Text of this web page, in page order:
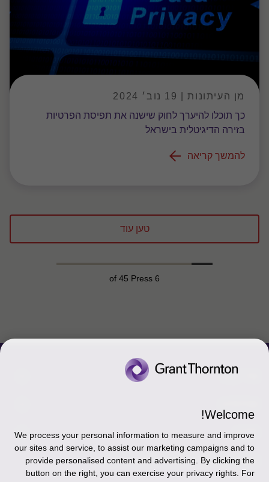
מן העיתונות | 19 נוב׳ 2024
כך תוכלו להיערך לחוק שישנה את תפיסת הפרטיות
בזירה הדיגיטלית בישראל
להמשך קריאה
טען עוד
6
צור קשר
כניסה לעובדים - דוא"ל
כניסה לעובדים - דוחות עבודה
אודותינו
זיכרון והנצחה
תקנון
מדיניות הפרטיות
עקבו אחרינו ברשתות החברתיות
Welcome!
We process your personal information to measure and improve
our sites and service, to assist our marketing campaigns and to
provide personalised content and advertising. By clicking the
button on the right, you can exercise your privacy rights. For